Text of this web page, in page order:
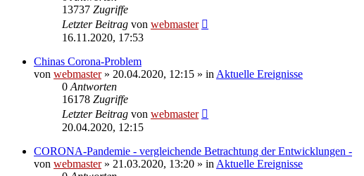
13737 Zugriffe
Letzter Beitrag von webmaster
16.11.2020, 17:53
Chinas Corona-Problem
von webmaster» 20.04.2020, 12:15 » in Aktuelle Ereignisse
0 Antworten
16178 Zugriffe
Letzter Beitrag von webmaster
20.04.2020, 12:15
CORONA-Pandemie - vergleichende Betrachtung der Entwicklungen -
von webmaster» 21.03.2020, 13:20 » in Aktuelle Ereignisse